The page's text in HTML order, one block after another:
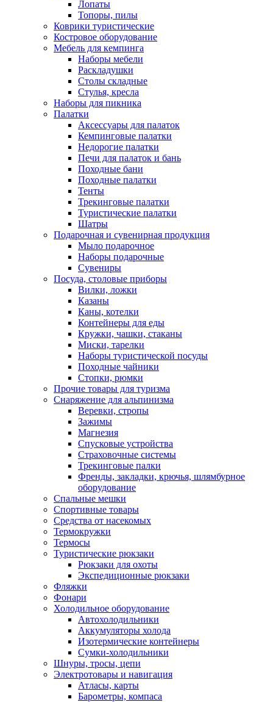
Лопаты
Топоры, пилы
Коврики туристические
Костровое оборудование
Мебель для кемпинга
Наборы мебели
Раскладушки
Столы складные
Стулья, кресла
Наборы для пикника
Палатки
Аксессуары для палаток
Кемпинговые палатки
Недорогие палатки
Печи для палаток и бань
Походные бани
Походные палатки
Тенты
Трекинговые палатки
Туристические палатки
Шатры
Подарочная и сувенирная продукция
Мыло подарочное
Наборы подарочные
Сувениры
Посуда, столовые приборы
Вилки, ложки
Казаны
Каны, котелки
Контейнеры для еды
Кружки, чашки, стаканы
Миски, тарелки
Наборы туристической посуды
Походные чайники
Стопки, рюмки
Прочие товары для туризма
Снаряжение для альпинизма
Веревки, стропы
Зажимы
Магнезия
Спусковые устройства
Страховочные системы
Трекинговые палки
Френды, закладки, крючья, шлямбурное
оборудование
Спальные мешки
Спортивные товары
Средства от насекомых
Термокружки
Термосы
Туристические рюкзаки
Рюкзаки для охоты
Экспедиционные рюкзаки
Фляжки
Фонари
Холодильное оборудование
Автохолодильники
Аккумуляторы холода
Изотермические контейнеры
Сумки-холодильники
Шнуры, тросы, цепи
Электротовары и навигация
Атласы, карты
Барометры, компаса